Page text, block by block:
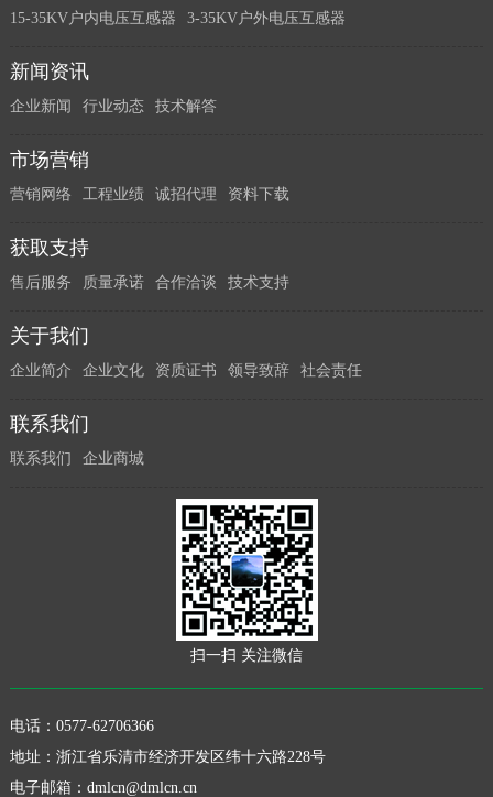
15-35KV户内电压互感器
3-35KV户外电压互感器
新闻资讯
企业新闻 行业动态 技术解答
市场营销
营销网络 工程业绩 诚招代理 资料下载
获取支持
售后服务 质量承诺 合作洽谈 技术支持
关于我们
企业简介 企业文化 资质证书 领导致辞 社会责任
联系我们
联系我们 企业商城
扫一扫 关注微信
电话：0577-62706366
地址：浙江省乐清市经济开发区纬十六路228号
电子邮箱： dmlcn@dmlcn.cn